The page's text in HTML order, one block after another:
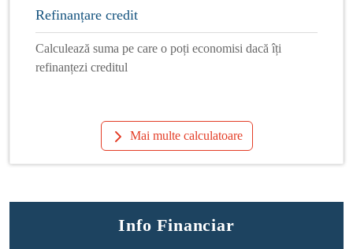
Refinanțare credit
Calculează suma pe care o poți economisi dacă îți
refinanțezi creditul
Mai multe calculatoare
Info Financiar